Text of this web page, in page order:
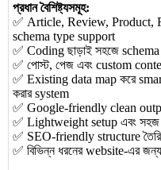
প্রধান বৈশিষ্ট্যসমূহ:
✅ Article, Review, Product,
schema type support
✅ Coding ছাড়াই সহজে
✅ পোস্ট, পেজ এবং custom
✅ Existing data map করে
করার system
✅ Google-friendly clean
✅ Lightweight setup এবং
✅ SEO-friendly structure
✅ বিভিন্ন ধরনের website-এর